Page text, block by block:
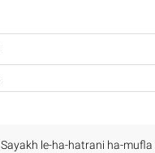
Sayakh le-ha-hatrani ha-